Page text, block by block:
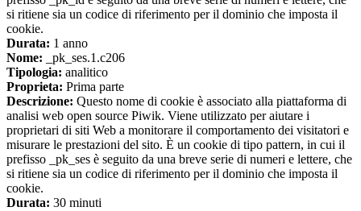
si ritiene sia un codice di riferimento per il dominio che imposta il
cookie.
Durata: 1 anno
Nome: _pk_ses.1.c206
Tipologia: analitico
Proprieta: Prima parte
Descrizione: Questo nome di cookie è associato alla piattaforma di
analisi web open source Piwik. Viene utilizzato per aiutare i
proprietari di siti Web a monitorare il comportamento dei visitatori e
misurare le prestazioni del sito. È un cookie di tipo pattern, in cui il
prefisso _pk_ses è seguito da una breve serie di numeri e lettere, che
si ritiene sia un codice di riferimento per il dominio che imposta il
cookie.
Durata: 30 minuti